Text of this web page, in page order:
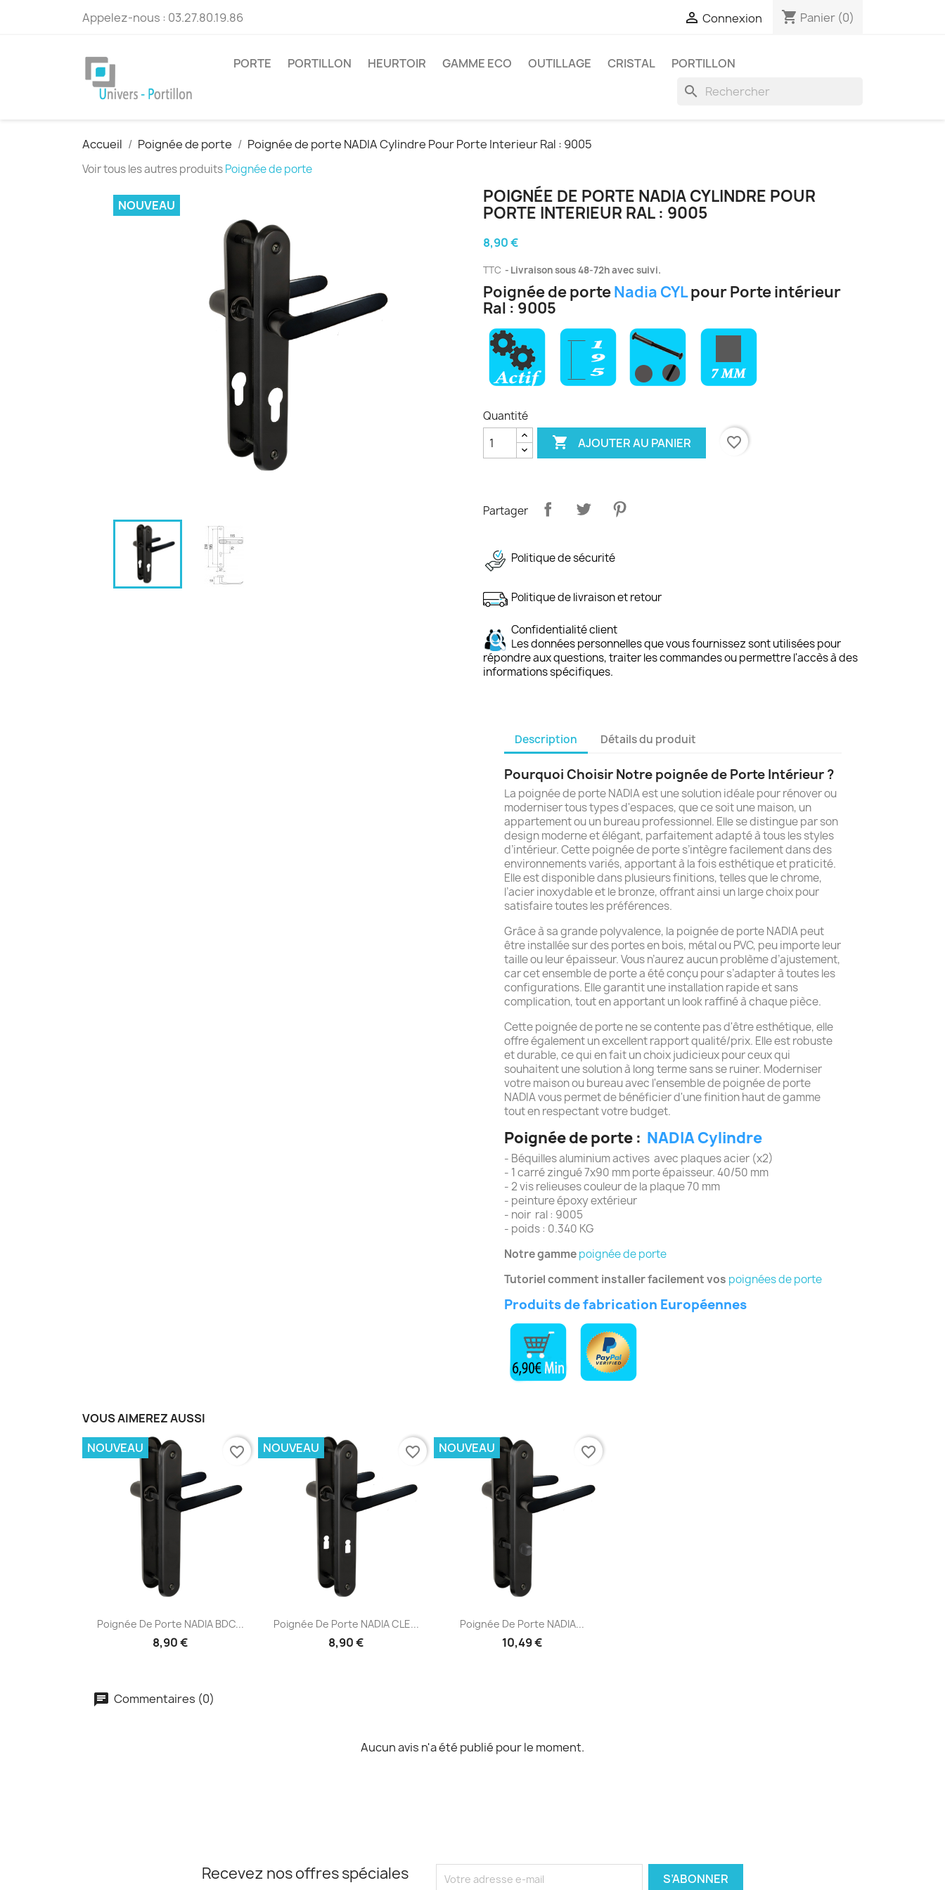
Appelez-nous : 03.27.80.19.86  Connexion shopping_cart Panier (0)
PORTE PORTILLON HEURTOIR GAMME ECO OUTILLAGE CRISTAL PORTILLON
search
Accueil Poignée de porte Poignée de porte NADIA Cylindre Pour Porte Interieur Ral : 9005
Voir tous les autres produitsPoignée de porte
NOUVEAU
POIGNÉE DE PORTE NADIA CYLINDRE POUR
PORTE INTERIEUR RAL : 9005
8,90 €
TTC Livraison sous 48-72h avec suivi.
Poignée de porteNadia CYLpour Porte intérieur
Ral : 9005
Quantité
 AJOUTER AU PANIER favorite_border
Partager
Politique de sécurité
Politique de livraison et retour
Confidentialité client
Les données personnelles que vous fournissez sont utilisées pour
répondre aux questions, traiter les commandes ou permettre l'accès à des
informations spécifiques.
Description Détails du produit
Pourquoi Choisir Notre poignée de Porte Intérieur ?
La poignée de porte NADIA est une solution idéale pour rénover ou
moderniser tous types d'espaces, que ce soit une maison, un
appartement ou un bureau professionnel. Elle se distingue par son
design moderne et élégant, parfaitement adapté à tous les styles
d’intérieur. Cette poignée de porte s’intègre facilement dans des
environnements variés, apportant à la fois esthétique et praticité.
Elle est disponible dans plusieurs finitions, telles que le chrome,
l’acier inoxydable et le bronze, offrant ainsi un large choix pour
satisfaire toutes les préférences.
Grâce à sa grande polyvalence, la poignée de porte NADIA peut
être installée sur des portes en bois, métal ou PVC, peu importe leur
taille ou leur épaisseur. Vous n’aurez aucun problème d’ajustement,
car cet ensemble de porte a été conçu pour s’adapter à toutes les
configurations. Elle garantit une installation rapide et sans
complication, tout en apportant un look raffiné à chaque pièce.
Cette poignée de porte ne se contente pas d'être esthétique, elle
offre également un excellent rapport qualité/prix. Elle est robuste
et durable, ce qui en fait un choix judicieux pour ceux qui
souhaitent une solution à long terme sans se ruiner. Moderniser
votre maison ou bureau avec l'ensemble de poignée de porte
NADIA vous permet de bénéficier d'une finition haut de gamme
tout en respectant votre budget.
Poignée de porte : NADIA Cylindre
- Béquilles aluminium actives avec plaques acier (x2)
- 1 carré zingué 7x90 mm porte épaisseur. 40/50 mm
- 2 vis relieuses couleur de la plaque 70 mm
- peinture époxy extérieur
- noir ral : 9005
- poids : 0.340 KG
Notre gammepoignée de porte
Tutoriel comment installer facilement vos poignées de porte
Produits de fabrication Européennes
VOUS AIMEREZ AUSSI
 Aperçu rapide
Poignée De Porte NADIA BDC...
8,90 €
NOUVEAU favorite_border
 Aperçu rapide
Poignée De Porte NADIA CLE...
8,90 €
NOUVEAU favorite_border
Aperçu rapide
Poignée De Porte NADIA...
10,49 €
NOUVEAU favorite_border
Commentaires (0)
Aucun avis n'a été publié pour le moment.
Recevez nos offres spéciales